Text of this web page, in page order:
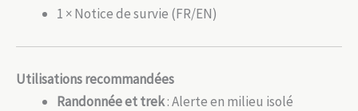
1 × Notice de survie (FR/EN)
Utilisations recommandées
Randonnée et trek: Alerte en milieu isolé